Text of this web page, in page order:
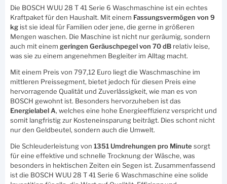
Die BOSCH WUU 28 T 41 Serie 6 Waschmaschine ist ein echtes
Kraftpaket für den Haushalt. Mit einem Fassungsvermögen von 9
kg ist sie ideal für Familien oder jene, die gerne in größeren
Mengen waschen. Die Maschine ist nicht nur geräumig, sondern
auch mit einem geringen Geräuschpegel von 70 dB relativ leise,
was sie zu einem angenehmen Begleiter im Alltag macht.
Mit einem Preis von 797,12 Euro liegt die Waschmaschine im
mittleren Preissegment, bietet jedoch für diesen Preis eine
hervorragende Qualität und Zuverlässigkeit, wie man es von
BOSCH gewohnt ist. Besonders hervorzuheben ist das
Energielabel A, welches eine hohe Energieeffizienz verspricht und
somit langfristig zur Kosteneinsparung beiträgt. Dies schont nicht
nur den Geldbeutel, sondern auch die Umwelt.
Die Schleuderleistung von 1351 Umdrehungen pro Minutesorgt
für eine effektive und schnelle Trocknung der Wäsche, was
besonders in hektischen Zeiten ein Segen ist. Zusammenfassend
ist die BOSCH WUU 28 T 41 Serie 6 Waschmaschine eine solide